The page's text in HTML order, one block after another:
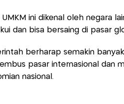
ini dikenal oleh negara
dan bisa bersaing di pasar
berharap semakin
pasar internasional dan
nasional.